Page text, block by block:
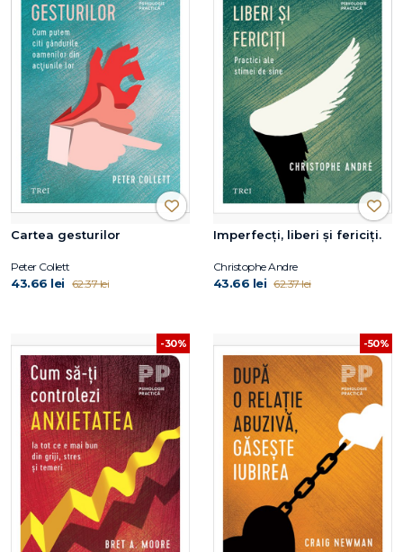
Cartea gesturilor
Peter Collett
43.66 lei 62.37 lei
Imperfecţi, liberi şi fericiţi.
Christophe Andre
43.66 lei 62.37 lei
-30% -50%